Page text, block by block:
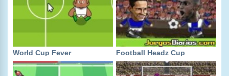
World Cup Fever Football Headz Cup